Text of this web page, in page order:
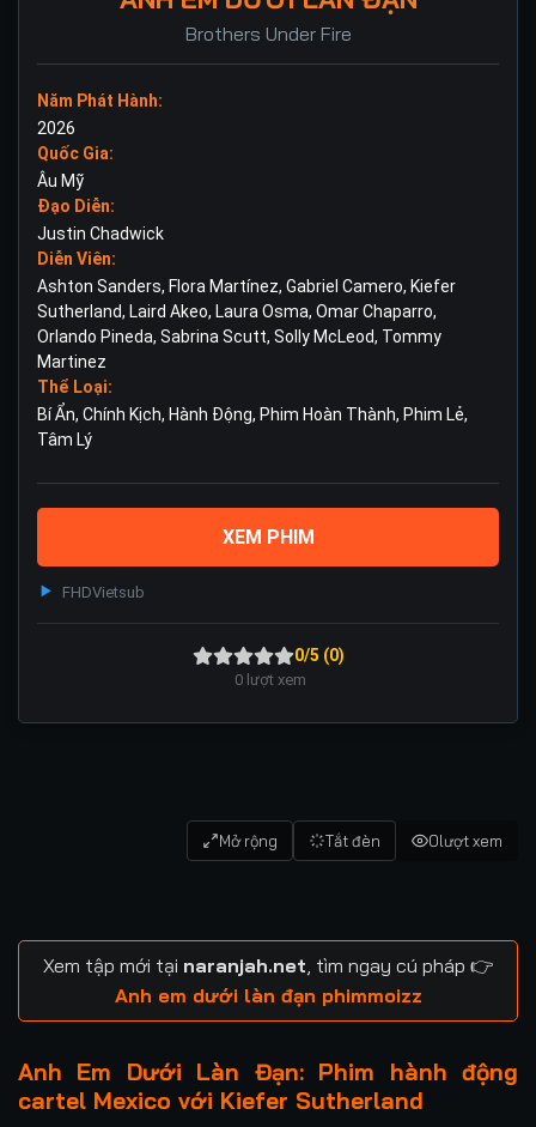
Brothers Under Fire
Năm Phát Hành:
2026
Quốc Gia:
Âu Mỹ
Đạo Diễn:
Justin Chadwick
Diễn Viên:
Ashton Sanders, Flora Martínez, Gabriel Camero, Kiefer
Sutherland, Laird Akeo, Laura Osma, Omar Chaparro,
Orlando Pineda, Sabrina Scutt, Solly McLeod, Tommy
Martinez
Thể Loại:
Bí Ẩn, Chính Kịch, Hành Động, Phim Hoàn Thành, Phim Lẻ,
Tâm Lý
XEM PHIM
FHDVietsub
0/5 (0)
0 lượt xem
Mở rộng Tắt đèn 0lượt xem
Xem tập mới tại naranjah.net , tìm ngay cú pháp 👉
Anh em dưới làn đạn phimmoizz
Anh Em Dưới Làn Đạn: Phim hành động
cartel Mexico với Kiefer Sutherland